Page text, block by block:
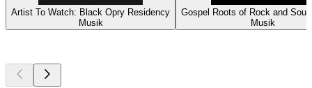
Artist To Watch: Black Opry Residency
Musik
Gospel Roots of Rock and Soul
Musik